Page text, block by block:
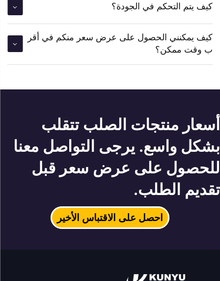
كيف يتم التحكم في الجودة؟
كيف يمكنني الحصول على عرض سعر منكم في أقر
ب وقت ممكن؟
أسعار منتجات الصلب تتقلب
بشكل واسع. يرجى التواصل معنا
للحصول على عرض سعر قبل
تقديم الطلب.
احصل على الاقتباس الأخير